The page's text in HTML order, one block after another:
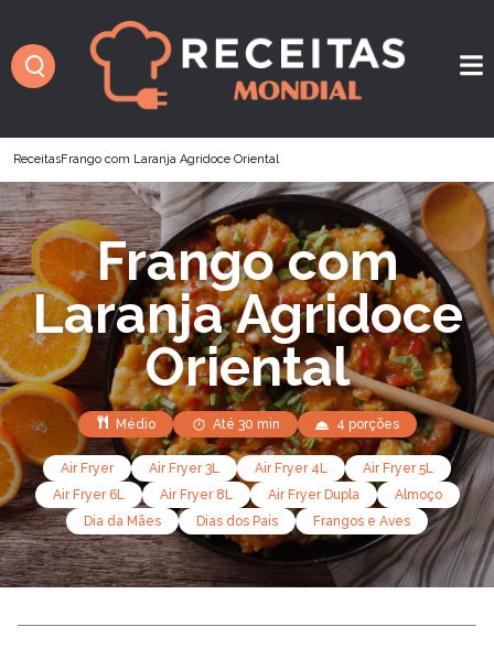
ReceitasFrango com Laranja Agridoce Oriental
Frango com
Laranja Agridoce
Oriental
Médio Até 30 min 4 porções
Air Fryer Air Fryer 3L Air Fryer 4L
Air Fryer 5L
Air Fryer 6L
Air Fryer 8L Air Fryer Dupla
Almoço
Dia da Mães
Dias dos Pais Frangos e Aves